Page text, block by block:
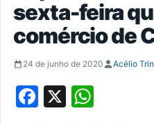
sexta-feira
comércio de
24 de junho de 2020 Acélio
Facebook
X